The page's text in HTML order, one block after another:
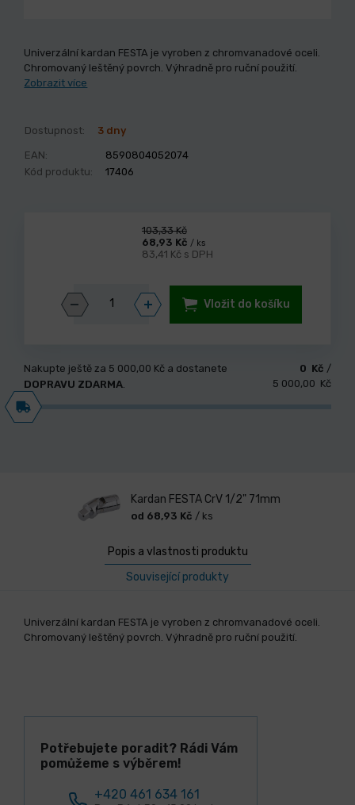
Univerzální kardan FESTA je vyroben z chromvanadové oceli.
Chromovaný leštěný povrch. Výhradně pro ruční použití.
Zobrazit více
Dostupnost: 3 dny
EAN:
8590804052074
Kód produktu:
17406
103,33 Kč
68,93 Kč / ks
83,41 Kč s DPH
Vložit do košíku
Nakupte ještě za 5 000,00 Kč a dostanete
DOPRAVU ZDARMA.
0 Kč /
5 000,00 Kč
Kardan FESTA CrV 1/2" 71mm
od 68,93 Kč / ks
Popis a vlastnosti produktu
Související produkty
Univerzální kardan FESTA je vyroben z chromvanadové oceli.
Chromovaný leštěný povrch. Výhradně pro ruční použití.
Potřebujete poradit? Rádi Vám
pomůžeme s výběrem!
+420 461 634 161